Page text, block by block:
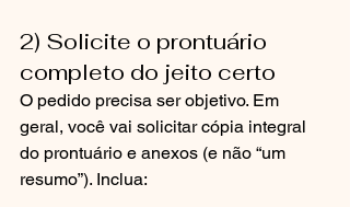
2) Solicite o prontuário
completo do jeito certo
O pedido precisa ser objetivo. Em
geral, você vai solicitar cópia integral
do prontuário e anexos (e não “um
resumo”). Inclua: